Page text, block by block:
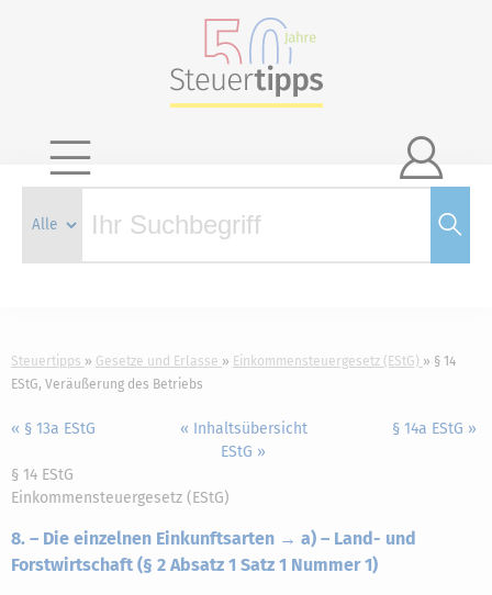

Steuertipps Gesetze und Erlasse Einkommensteuergesetz (EStG)
§ 14
EStG, Veräußerung des Betriebs
« § 13a EStG
« Inhaltsübersicht
EStG »
§ 14a EStG »
§ 14 EStG
Einkommensteuergesetz (EStG)
8. – Die einzelnen Einkunftsarten → a) – Land- und
Forstwirtschaft (§ 2 Absatz 1 Satz 1 Nummer 1)